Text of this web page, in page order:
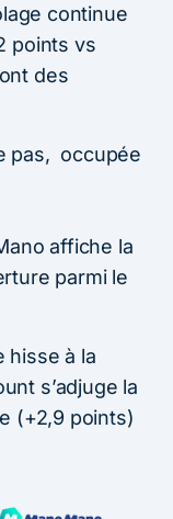
continue
points vs
des
pas, occupée
affiche la
parmi le
hisse à la
s’adjuge la
(+2,9 points)